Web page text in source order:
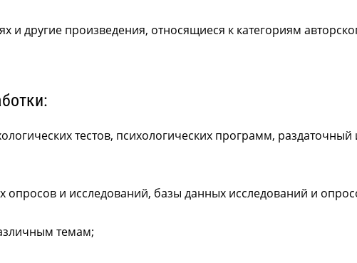
и другие произведения, относящиеся к категориям
тестов, психологических программ, раздаточный
и исследований, базы данных исследований и
темам;